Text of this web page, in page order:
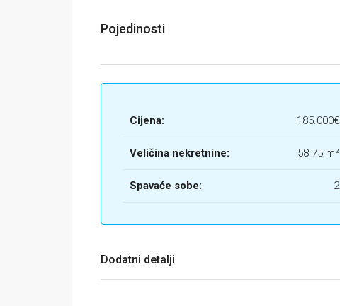
Pojedinosti
Cijena: 185.000€
Veličina nekretnine: 58.75 m²
Spavaće sobe: 2
Dodatni detalji